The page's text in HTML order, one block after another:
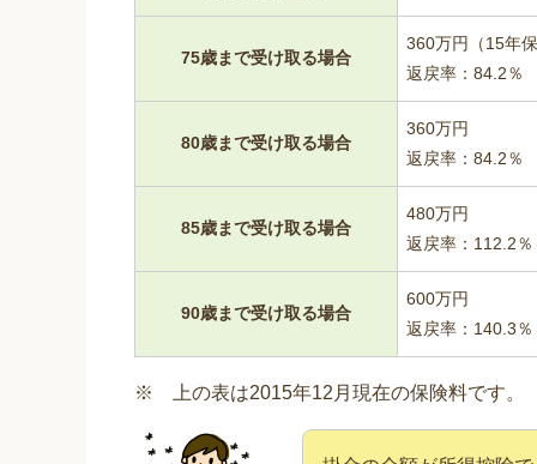
75歳まで受け取る場合
360万円（15年
返戻率：84.2％
80歳まで受け取る場合
360万円
返戻率：84.2％
85歳まで受け取る場合
480万円
返戻率：112.2％
90歳まで受け取る場合
600万円
返戻率：140.3％
※ 上の表は2015年12月現在の保険料です。